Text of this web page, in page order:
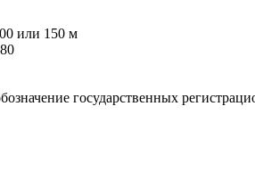
или 150 м
государственных